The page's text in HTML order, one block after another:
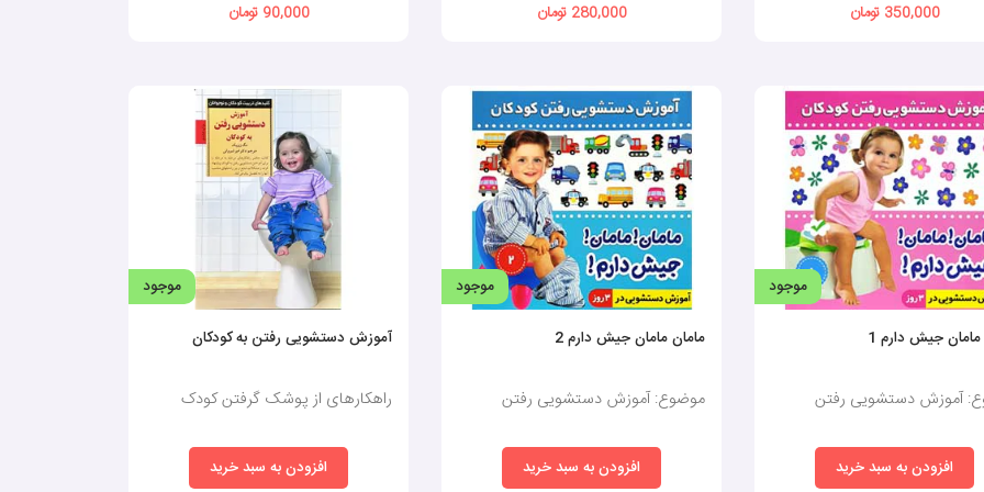
بود که والدین آمادگی لازم را در کودک خود مشاهده کنند و اصرار بر اینکه در حتما کودک در سن خاصی پوشک را کنار بگذار اشتباه است.
را نگه دارد این است که دست‌کم یک مرتبه در طول روز به مدت دو ساعت خودش را خیس نکند.
و آن دستورات را اجرا می‌کند. بنابراین می‌تواند به والدینش بگوید که زمان تعویض پوشکش فرا رسیده.
رفتار کند. به طور مثال می‌خواهد خودش غذا بخورد ، از مسواک استفاده کند و یا کفشش را بپوشد.
می‌کنید، در یک محل بنشیند.
350,000 تومان 280,000 تومان 90,000 تومان
موجود
جیش دارم 1
آموزش دستشویی رفتن
افزودن به سبد خرید
موجود
مامان مامان جیش دارم 2
موضوع: آموزش دستشویی رفتن
افزودن به سبد خرید
موجود
آموزش دستشویی رفتن به کودکان
راهکارهای از پوشک گرفتن کودک
افزودن به سبد خرید